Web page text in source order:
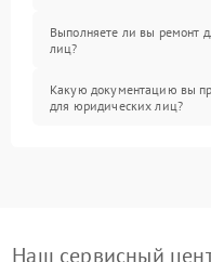
Выполняете ли вы ремонт
лиц?
Какую документацию вы
для юридических лиц?
Наш сервисный